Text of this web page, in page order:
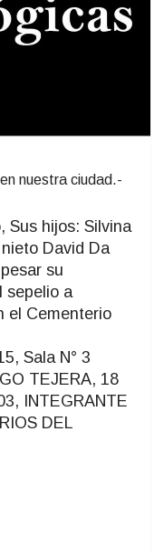
nuestra ciudad.-
Sus hijos: Silvina
David Da
su
sepelio a
el Cementerio
Sala N° 3
TEJERA, 18
INTEGRANTE
DEL